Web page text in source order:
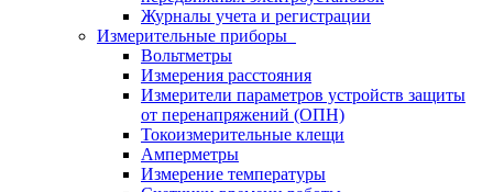
Журналы учета и регистрации
Измерительные приборы
Вольтметры
Измерения расстояния
Измерители параметров устройств защиты
от перенапряжений (ОПН)
Токоизмерительные клещи
Амперметры
Измерение температуры